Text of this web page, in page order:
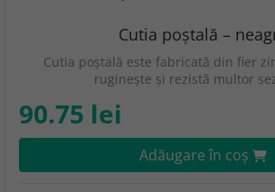
Cutia poștală –
Cutia poștală este fabricată din fier
ruginește și rezistă multor
90.75 lei
Adăugare în coş